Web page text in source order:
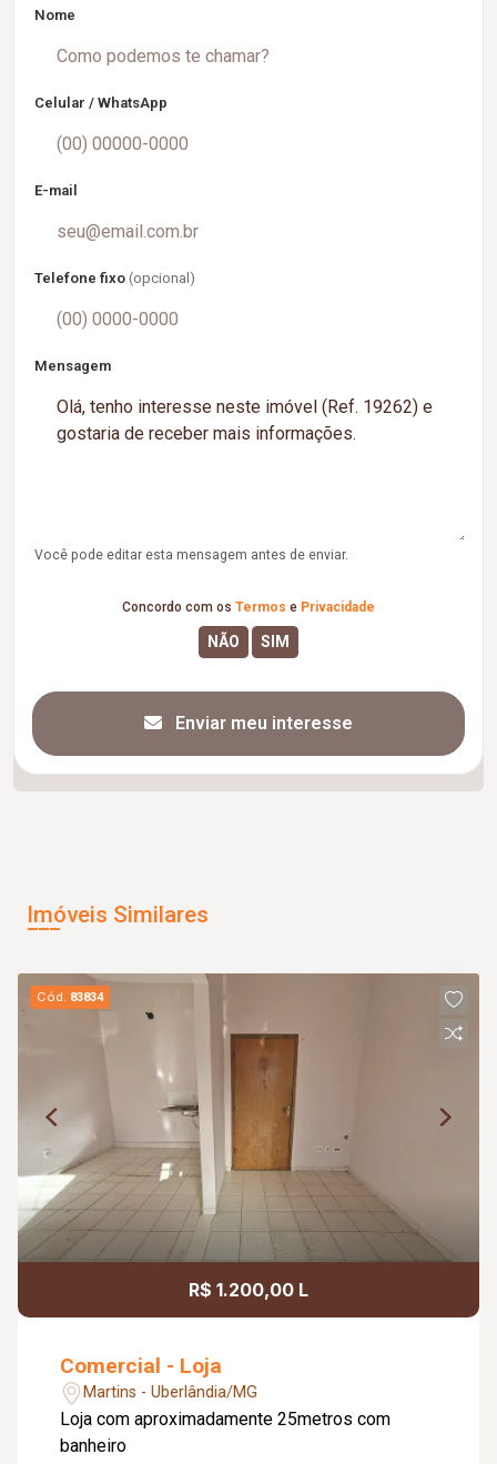
Nome
Celular / WhatsApp
E-mail
Telefone fixo (opcional)
Mensagem
Você pode editar esta mensagem antes de enviar.
Concordo com os Termos e Privacidade
Enviar meu interesse
Imóveis Similares
Cód. 83834
R$ 1.200,00 L
Comercial - Loja
Martins - Uberlândia/MG
Loja com aproximadamente 25metros com
banheiro